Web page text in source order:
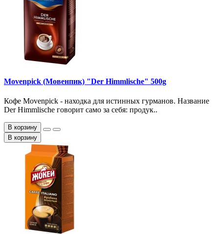
Movenpick (Мовенпик) "Der Himmlische" 500g
Кофе Movenpick - находка для истинных гурманов. Название
Der Himmlische говорит само за себя: продук..
В корзину
В корзину